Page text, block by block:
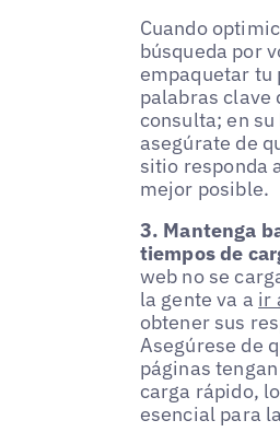
Cuando
búsqueda por
empaquetar tu
palabras clave
consulta; en su
asegúrate de
sitio responda
mejor posible.
3. Mantenga
tiempos de
web no se
la gente va a ir
obtener sus
Asegúrese de
páginas
carga rápido,
esencial para